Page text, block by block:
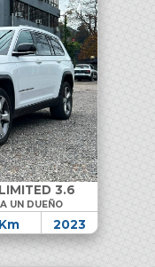
3.6
UN DUEÑO
2023